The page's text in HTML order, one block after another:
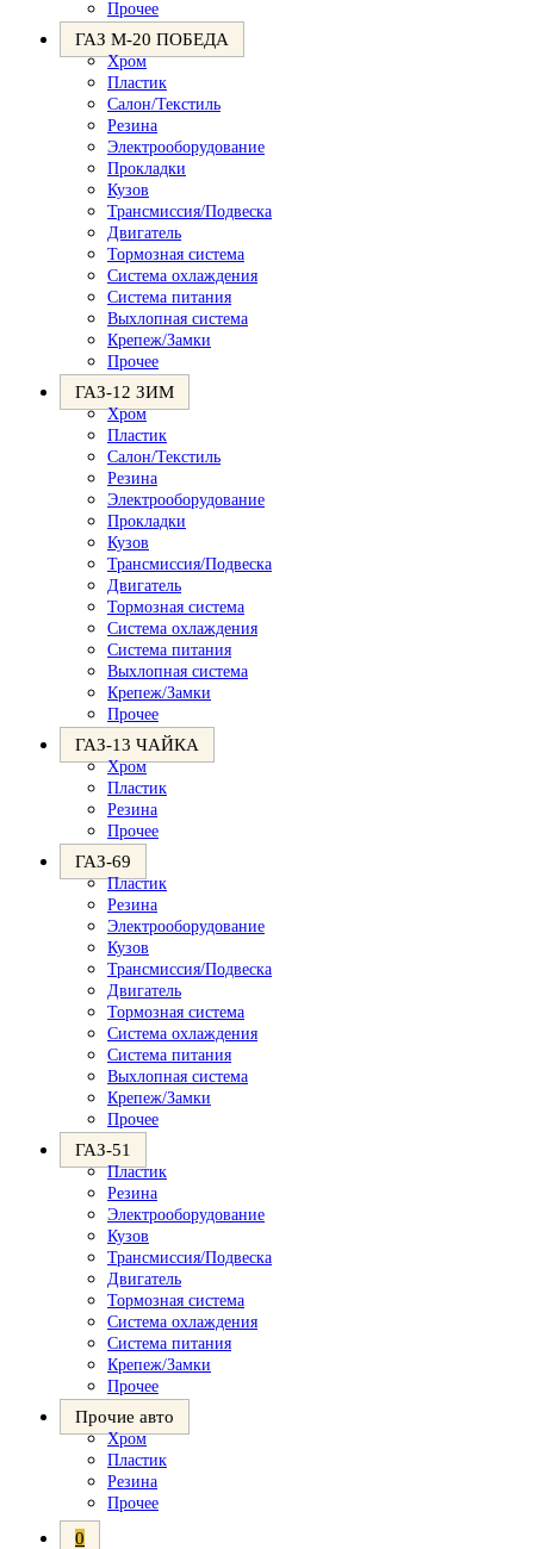
Прочее
ГАЗ М-20 ПОБЕДА
Хром
Пластик
Салон/Текстиль
Резина
Электрооборудование
Прокладки
Кузов
Трансмиссия/Подвеска
Двигатель
Тормозная система
Система охлаждения
Система питания
Выхлопная система
Крепеж/Замки
Прочее
ГАЗ-12 ЗИМ
Хром
Пластик
Салон/Текстиль
Резина
Электрооборудование
Прокладки
Кузов
Трансмиссия/Подвеска
Двигатель
Тормозная система
Система охлаждения
Система питания
Выхлопная система
Крепеж/Замки
Прочее
ГАЗ-13 ЧАЙКА
Хром
Пластик
Резина
Прочее
ГАЗ-69
Пластик
Резина
Электрооборудование
Кузов
Трансмиссия/Подвеска
Двигатель
Тормозная система
Система охлаждения
Система питания
Выхлопная система
Крепеж/Замки
Прочее
ГАЗ-51
Пластик
Резина
Электрооборудование
Кузов
Трансмиссия/Подвеска
Двигатель
Тормозная система
Система охлаждения
Система питания
Крепеж/Замки
Прочее
Прочие авто
Хром
Пластик
Резина
Прочее
0